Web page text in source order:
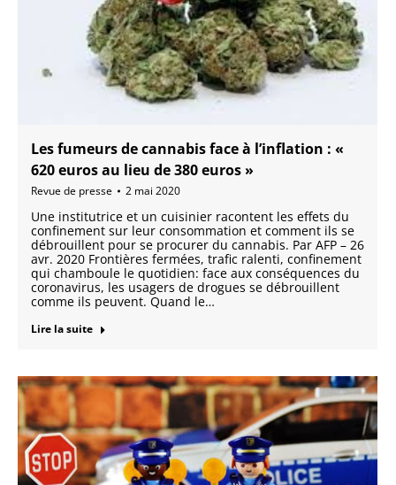
Les fumeurs de cannabis face à l’inflation : «
620 euros au lieu de 380 euros »
Revue de presse 2 mai 2020
Une institutrice et un cuisinier racontent les effets du
confinement sur leur consommation et comment ils se
débrouillent pour se procurer du cannabis. Par AFP – 26
avr. 2020 Frontières fermées, trafic ralenti, confinement
qui chamboule le quotidien: face aux conséquences du
coronavirus, les usagers de drogues se débrouillent
comme ils peuvent. Quand le…
Lire la suite